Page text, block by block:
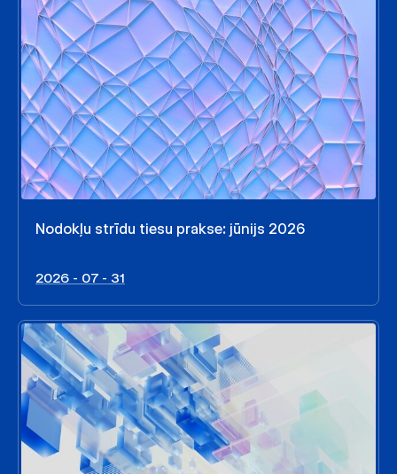
Nodokļu strīdu tiesu prakse: jūnijs 2026
2026 - 07 - 31